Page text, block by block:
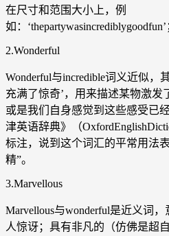
在尺寸和范围大小上，例
如：‘thepartywasincrediblygoodfun’
2.Wonderful
Wonderful与incredible词义近似，
充满了惊奇’，用来描述某物激发
或是我们自身感觉到这些感受已
津英语辞典》（
标注，说到这个词汇的平常用法
精”。
3.Marvellous
Marvellous与wonderful是近义词
人惊讶；具有非凡的（仿佛是超